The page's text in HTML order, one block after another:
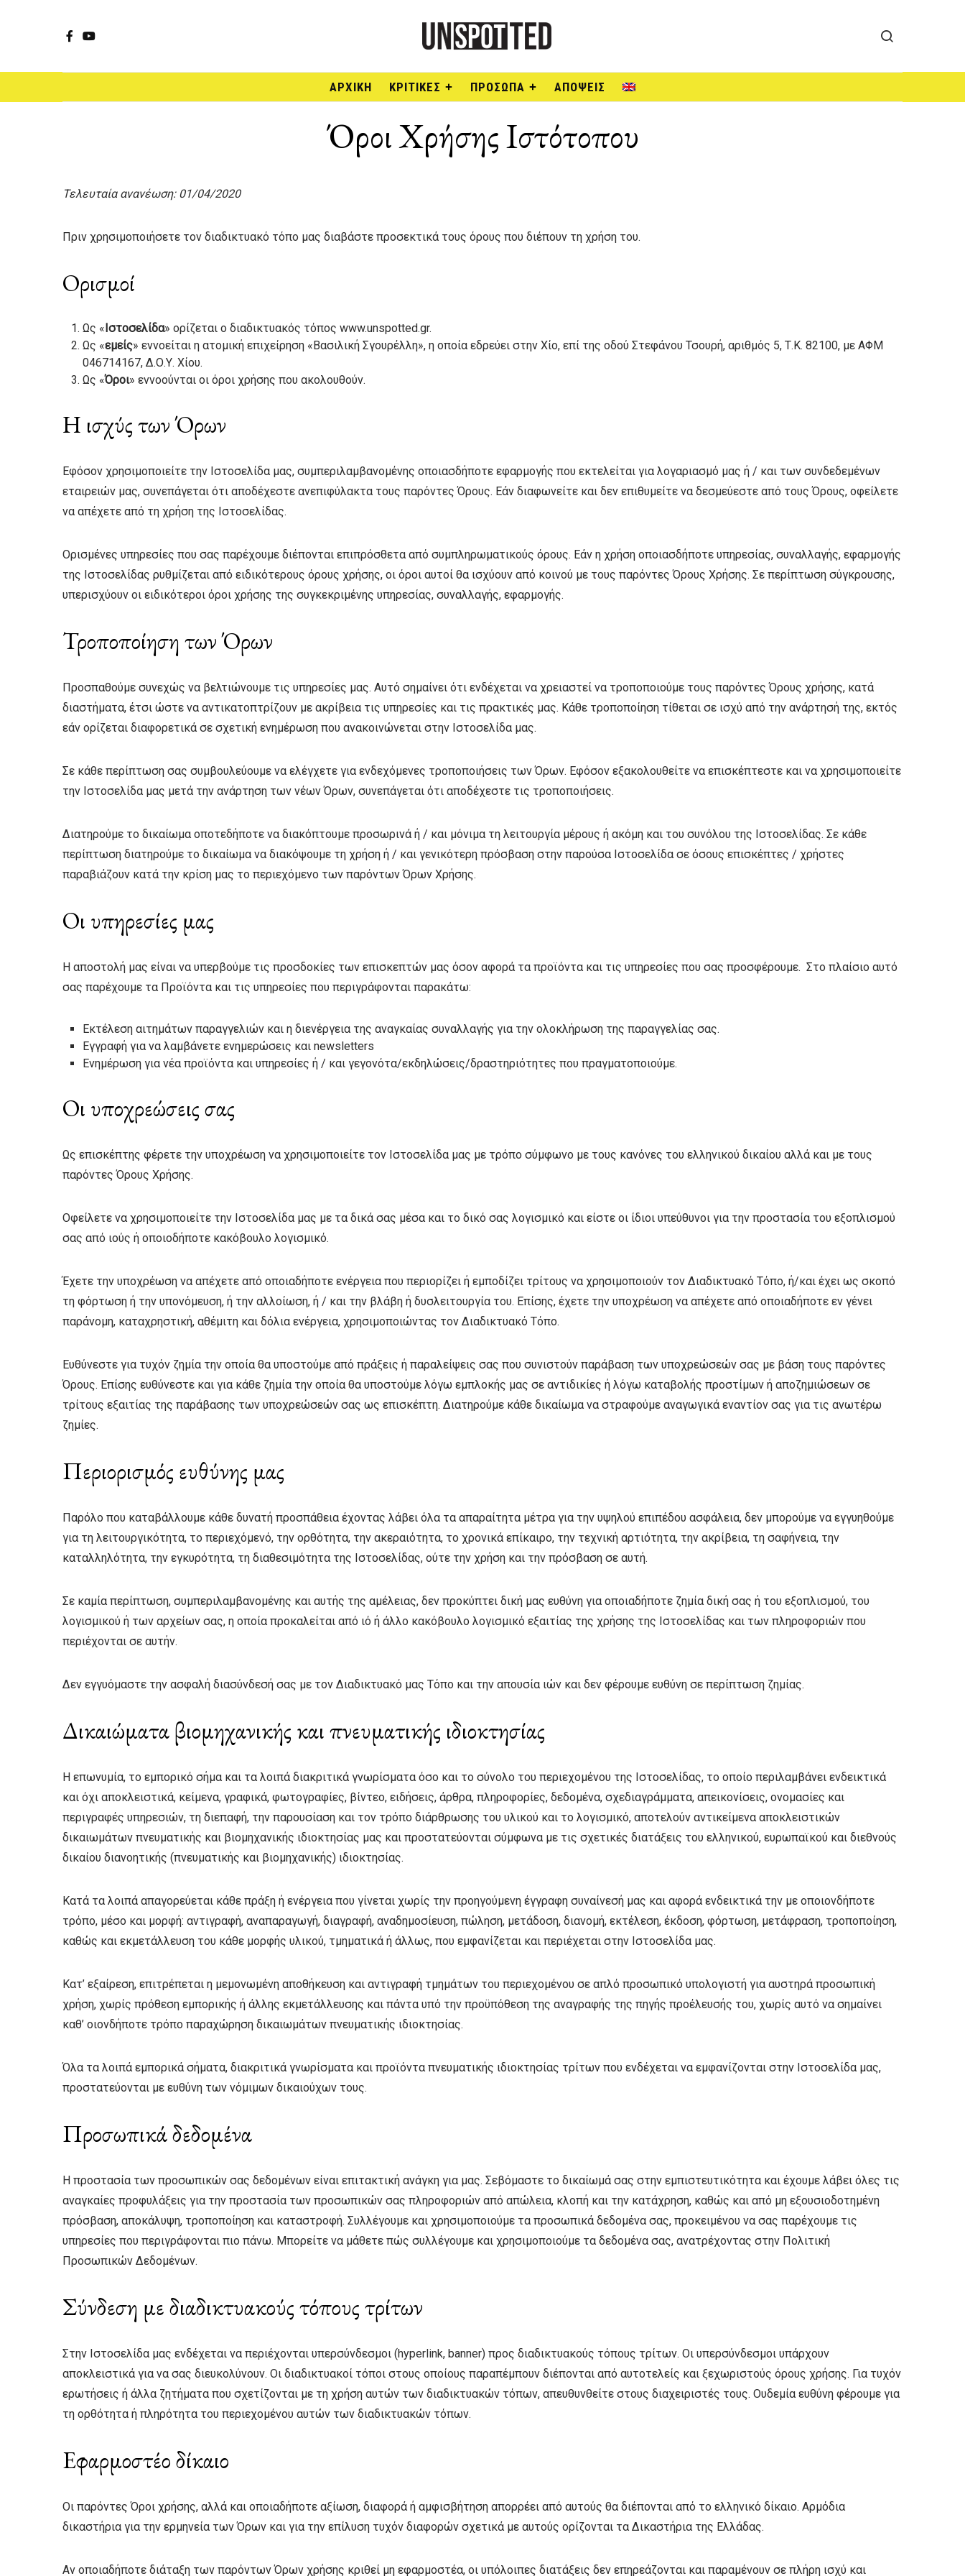
ΑΡΧΙΚΉ ΚΡΙΤΙΚΕΣ ΠΡΟΣΩΠΑ ΑΠΟΨΕΙΣ
Όροι Χρήσης Ιστότοπου
Τελευταία ανανέωση: 01/04/2020
Πριν χρησιμοποιήσετε τον διαδικτυακό τόπο μας διαβάστε προσεκτικά τους όρους που διέπουν τη χρήση του.
Ορισμοί
Ως «Ιστοσελίδα» ορίζεται ο διαδικτυακός τόπος www.unspotted.gr.
Ως «εμείς» εννοείται η ατομική επιχείρηση «Βασιλική Σγουρέλλη», η οποία εδρεύει στην Χίο, επί της οδού Στεφάνου Τσουρή, αριθμός 5, Τ.Κ. 82100, με ΑΦΜ
046714167, Δ.Ο.Υ. Χίου.
Ως «Όροι» εννοούνται οι όροι χρήσης που ακολουθούν.
Η ισχύς των Όρων
Εφόσον χρησιμοποιείτε την Ιστοσελίδα μας, συμπεριλαμβανομένης οποιασδήποτε εφαρμογής που εκτελείται για λογαριασμό μας ή / και των συνδεδεμένων
εταιρειών μας, συνεπάγεται ότι αποδέχεστε ανεπιφύλακτα τους παρόντες Όρους. Εάν διαφωνείτε και δεν επιθυμείτε να δεσμεύεστε από τους Όρους, οφείλετε
να απέχετε από τη χρήση της Ιστοσελίδας.
Ορισμένες υπηρεσίες που σας παρέχουμε διέπονται επιπρόσθετα από συμπληρωματικούς όρους. Εάν η χρήση οποιασδήποτε υπηρεσίας, συναλλαγής, εφαρμογής
της Ιστοσελίδας ρυθμίζεται από ειδικότερους όρους χρήσης, οι όροι αυτοί θα ισχύουν από κοινού με τους παρόντες Όρους Χρήσης. Σε περίπτωση σύγκρουσης,
υπερισχύουν οι ειδικότεροι όροι χρήσης της συγκεκριμένης υπηρεσίας, συναλλαγής, εφαρμογής.
Τροποποίηση των Όρων
Προσπαθούμε συνεχώς να βελτιώνουμε τις υπηρεσίες μας. Αυτό σημαίνει ότι ενδέχεται να χρειαστεί να τροποποιούμε τους παρόντες Όρους χρήσης, κατά
διαστήματα, έτσι ώστε να αντικατοπτρίζουν με ακρίβεια τις υπηρεσίες και τις πρακτικές μας. Κάθε τροποποίηση τίθεται σε ισχύ από την ανάρτησή της, εκτός
εάν ορίζεται διαφορετικά σε σχετική ενημέρωση που ανακοινώνεται στην Ιστοσελίδα μας.
Σε κάθε περίπτωση σας συμβουλεύουμε να ελέγχετε για ενδεχόμενες τροποποιήσεις των Όρων. Εφόσον εξακολουθείτε να επισκέπτεστε και να χρησιμοποιείτε
την Ιστοσελίδα μας μετά την ανάρτηση των νέων Όρων, συνεπάγεται ότι αποδέχεστε τις τροποποιήσεις.
Διατηρούμε το δικαίωμα οποτεδήποτε να διακόπτουμε προσωρινά ή / και μόνιμα τη λειτουργία μέρους ή ακόμη και του συνόλου της Ιστοσελίδας. Σε κάθε
περίπτωση διατηρούμε το δικαίωμα να διακόψουμε τη χρήση ή / και γενικότερη πρόσβαση στην παρούσα Ιστοσελίδα σε όσους επισκέπτες / χρήστες
παραβιάζουν κατά την κρίση μας το περιεχόμενο των παρόντων Όρων Χρήσης.
Οι υπηρεσίες μας
Η αποστολή μας είναι να υπερβούμε τις προσδοκίες των επισκεπτών μας όσον αφορά τα προϊόντα και τις υπηρεσίες που σας προσφέρουμε. Στο πλαίσιο αυτό
σας παρέχουμε τα Προϊόντα και τις υπηρεσίες που περιγράφονται παρακάτω:
Εκτέλεση αιτημάτων παραγγελιών και η διενέργεια της αναγκαίας συναλλαγής για την ολοκλήρωση της παραγγελίας σας.
Εγγραφή για να λαμβάνετε ενημερώσεις και newsletters
Ενημέρωση για νέα προϊόντα και υπηρεσίες ή / και γεγονότα/εκδηλώσεις/δραστηριότητες που πραγματοποιούμε.
Οι υποχρεώσεις σας
Ως επισκέπτης φέρετε την υποχρέωση να χρησιμοποιείτε τον Ιστοσελίδα μας με τρόπο σύμφωνο με τους κανόνες του ελληνικού δικαίου αλλά και με τους
παρόντες Όρους Χρήσης.
Οφείλετε να χρησιμοποιείτε την Ιστοσελίδα μας με τα δικά σας μέσα και το δικό σας λογισμικό και είστε οι ίδιοι υπεύθυνοι για την προστασία του εξοπλισμού
σας από ιούς ή οποιοδήποτε κακόβουλο λογισμικό.
Έχετε την υποχρέωση να απέχετε από οποιαδήποτε ενέργεια που περιορίζει ή εμποδίζει τρίτους να χρησιμοποιούν τον Διαδικτυακό Τόπο, ή/και έχει ως σκοπό
τη φόρτωση ή την υπονόμευση, ή την αλλοίωση, ή / και την βλάβη ή δυσλειτουργία του. Επίσης, έχετε την υποχρέωση να απέχετε από οποιαδήποτε εν γένει
παράνομη, καταχρηστική, αθέμιτη και δόλια ενέργεια, χρησιμοποιώντας τον Διαδικτυακό Τόπο.
Ευθύνεστε για τυχόν ζημία την οποία θα υποστούμε από πράξεις ή παραλείψεις σας που συνιστούν παράβαση των υποχρεώσεών σας με βάση τους παρόντες
Όρους. Επίσης ευθύνεστε και για κάθε ζημία την οποία θα υποστούμε λόγω εμπλοκής μας σε αντιδικίες ή λόγω καταβολής προστίμων ή αποζημιώσεων σε
τρίτους εξαιτίας της παράβασης των υποχρεώσεών σας ως επισκέπτη. Διατηρούμε κάθε δικαίωμα να στραφούμε αναγωγικά εναντίον σας για τις ανωτέρω
ζημίες.
Περιορισμός ευθύνης μας
Παρόλο που καταβάλλουμε κάθε δυνατή προσπάθεια έχοντας λάβει όλα τα απαραίτητα μέτρα για την υψηλού επιπέδου ασφάλεια, δεν μπορούμε να εγγυηθούμε
για τη λειτουργικότητα, το περιεχόμενό, την ορθότητα, την ακεραιότητα, το χρονικά επίκαιρο, την τεχνική αρτιότητα, την ακρίβεια, τη σαφήνεια, την
καταλληλότητα, την εγκυρότητα, τη διαθεσιμότητα της Ιστοσελίδας, ούτε την χρήση και την πρόσβαση σε αυτή.
Σε καμία περίπτωση, συμπεριλαμβανομένης και αυτής της αμέλειας, δεν προκύπτει δική μας ευθύνη για οποιαδήποτε ζημία δική σας ή του εξοπλισμού, του
λογισμικού ή των αρχείων σας, η οποία προκαλείται από ιό ή άλλο κακόβουλο λογισμικό εξαιτίας της χρήσης της Ιστοσελίδας και των πληροφοριών που
περιέχονται σε αυτήν.
Δεν εγγυόμαστε την ασφαλή διασύνδεσή σας με τον Διαδικτυακό μας Τόπο και την απουσία ιών και δεν φέρουμε ευθύνη σε περίπτωση ζημίας.
Δικαιώματα βιομηχανικής και πνευματικής ιδιοκτησίας
Η επωνυμία, το εμπορικό σήμα και τα λοιπά διακριτικά γνωρίσματα όσο και το σύνολο του περιεχομένου της Ιστοσελίδας, το οποίο περιλαμβάνει ενδεικτικά
και όχι αποκλειστικά, κείμενα, γραφικά, φωτογραφίες, βίντεο, ειδήσεις, άρθρα, πληροφορίες, δεδομένα, σχεδιαγράμματα, απεικονίσεις, ονομασίες και
περιγραφές υπηρεσιών, τη διεπαφή, την παρουσίαση και τον τρόπο διάρθρωσης του υλικού και το λογισμικό, αποτελούν αντικείμενα αποκλειστικών
δικαιωμάτων πνευματικής και βιομηχανικής ιδιοκτησίας μας και προστατεύονται σύμφωνα με τις σχετικές διατάξεις του ελληνικού, ευρωπαϊκού και διεθνούς
δικαίου διανοητικής (πνευματικής και βιομηχανικής) ιδιοκτησίας.
Κατά τα λοιπά απαγορεύεται κάθε πράξη ή ενέργεια που γίνεται χωρίς την προηγούμενη έγγραφη συναίνεσή μας και αφορά ενδεικτικά την με οποιονδήποτε
τρόπο, μέσο και μορφή: αντιγραφή, αναπαραγωγή, διαγραφή, αναδημοσίευση, πώληση, μετάδοση, διανομή, εκτέλεση, έκδοση, φόρτωση, μετάφραση, τροποποίηση,
καθώς και εκμετάλλευση του κάθε μορφής υλικού, τμηματικά ή άλλως, που εμφανίζεται και περιέχεται στην Ιστοσελίδα μας.
Κατ’ εξαίρεση, επιτρέπεται η μεμονωμένη αποθήκευση και αντιγραφή τμημάτων του περιεχομένου σε απλό προσωπικό υπολογιστή για αυστηρά προσωπική
χρήση, χωρίς πρόθεση εμπορικής ή άλλης εκμετάλλευσης και πάντα υπό την προϋπόθεση της αναγραφής της πηγής προέλευσής του, χωρίς αυτό να σημαίνει
καθ’ οιονδήποτε τρόπο παραχώρηση δικαιωμάτων πνευματικής ιδιοκτησίας.
Όλα τα λοιπά εμπορικά σήματα, διακριτικά γνωρίσματα και προϊόντα πνευματικής ιδιοκτησίας τρίτων που ενδέχεται να εμφανίζονται στην Ιστοσελίδα μας,
προστατεύονται με ευθύνη των νόμιμων δικαιούχων τους.
Προσωπικά δεδομένα
Η προστασία των προσωπικών σας δεδομένων είναι επιτακτική ανάγκη για μας. Σεβόμαστε το δικαίωμά σας στην εμπιστευτικότητα και έχουμε λάβει όλες τις
αναγκαίες προφυλάξεις για την προστασία των προσωπικών σας πληροφοριών από απώλεια, κλοπή και την κατάχρηση, καθώς και από μη εξουσιοδοτημένη
πρόσβαση, αποκάλυψη, τροποποίηση και καταστροφή. Συλλέγουμε και χρησιμοποιούμε τα προσωπικά δεδομένα σας, προκειμένου να σας παρέχουμε τις
υπηρεσίες που περιγράφονται πιο πάνω. Μπορείτε να μάθετε πώς συλλέγουμε και χρησιμοποιούμε τα δεδομένα σας, ανατρέχοντας στην Πολιτική
Προσωπικών Δεδομένων.
Σύνδεση με διαδικτυακούς τόπους τρίτων
Στην Ιστοσελίδα μας ενδέχεται να περιέχονται υπερσύνδεσμοι (hyperlink, banner) προς διαδικτυακούς τόπους τρίτων. Οι υπερσύνδεσμοι υπάρχουν
αποκλειστικά για να σας διευκολύνουν. Οι διαδικτυακοί τόποι στους οποίους παραπέμπουν διέπονται από αυτοτελείς και ξεχωριστούς όρους χρήσης. Για τυχόν
ερωτήσεις ή άλλα ζητήματα που σχετίζονται με τη χρήση αυτών των διαδικτυακών τόπων, απευθυνθείτε στους διαχειριστές τους. Ουδεμία ευθύνη φέρουμε για
τη ορθότητα ή πληρότητα του περιεχομένου αυτών των διαδικτυακών τόπων.
Εφαρμοστέο δίκαιο
Οι παρόντες Όροι χρήσης, αλλά και οποιαδήποτε αξίωση, διαφορά ή αμφισβήτηση απορρέει από αυτούς θα διέπονται από το ελληνικό δίκαιο. Αρμόδια
δικαστήρια για την ερμηνεία των Όρων και για την επίλυση τυχόν διαφορών σχετικά με αυτούς ορίζονται τα Δικαστήρια της Ελλάδας.
Αν οποιαδήποτε διάταξη των παρόντων Όρων χρήσης κριθεί μη εφαρμοστέα, οι υπόλοιπες διατάξεις δεν επηρεάζονται και παραμένουν σε πλήρη ισχύ και